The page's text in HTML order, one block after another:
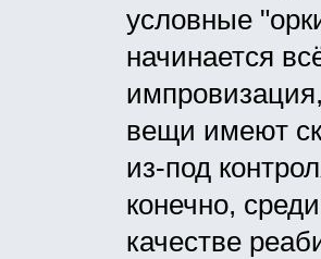
условные
начинается
вещи имеют
из-под
конечно,
качестве